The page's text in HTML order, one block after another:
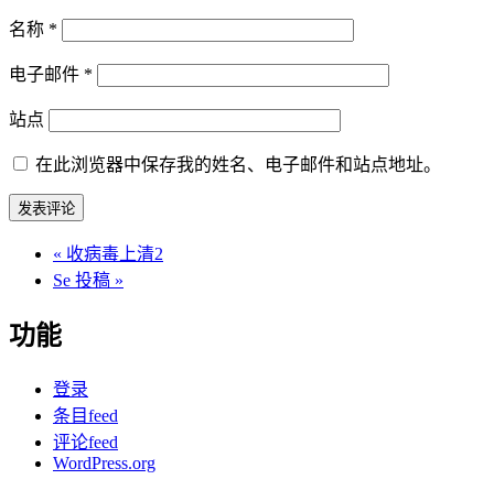
名称 *
电子邮件 *
站点
在此浏览器中保存我的姓名、电子邮件和站点地址。
« 收病毒上清2
Se 投稿 »
功能
登录
条目feed
评论feed
WordPress.org